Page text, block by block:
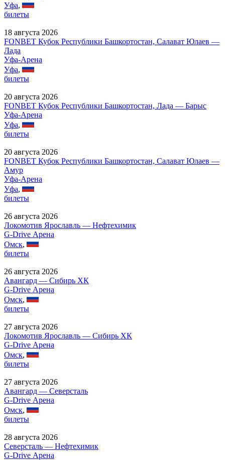
Уфа,
билеты
18 августа 2026
FONBET Кубок Республики Башкортостан, Салават Юлаев —
Лада
Уфа-Арена
Уфа,
билеты
20 августа 2026
FONBET Кубок Республики Башкортостан, Лада — Барыс
Уфа-Арена
Уфа,
билеты
20 августа 2026
FONBET Кубок Республики Башкортостан, Салават Юлаев —
Амур
Уфа-Арена
Уфа,
билеты
26 августа 2026
Локомотив Ярославль — Нефтехимик
G-Drive Арена
Омск,
билеты
26 августа 2026
Авангард — Сибирь ХК
G-Drive Арена
Омск,
билеты
27 августа 2026
Локомотив Ярославль — Сибирь ХК
G-Drive Арена
Омск,
билеты
27 августа 2026
Авангард — Северсталь
G-Drive Арена
Омск,
билеты
28 августа 2026
Северсталь — Нефтехимик
G-Drive Арена